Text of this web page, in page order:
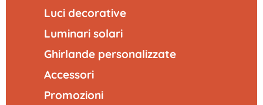
Luci decorative
Luminari solari
Ghirlande personalizzate
Accessori
Promozioni